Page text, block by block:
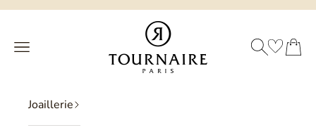
Passer au contenu
Philippe Tournaire
Menu
RECHERCHEPANIER
Joaillerie